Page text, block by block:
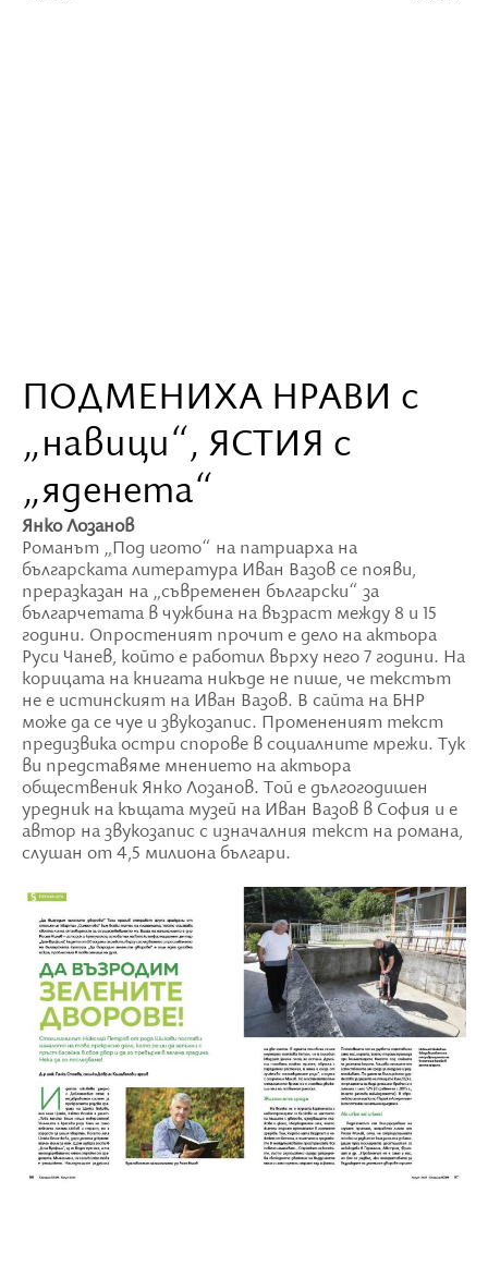
ПОДМЕНИХА НРАВИ с
„навици“, ЯСТИЯ с
„яденета“
Янко Лозанов
Романът „Под игото“ на патриарха на
българската литература Иван Вазов се появи,
преразказан на „съвременен български“ за
българчетата в чужбина на възраст между 8 и 15
години. Опростеният прочит е дело на актьора
Руси Чанев, който е работил върху него 7 години. На
корицата на книгата никъде не пише, че текстът
не е истинският на Иван Вазов. В сайта на БНР
може да се чуе и звукозапис. Промененият текст
предизвика остри спорове в социалните мрежи. Тук
ви представяме мнението на актьора
общественик Янко Лозанов. Той е дългогодишен
уредник на къщата музей на Иван Вазов в София и е
автор на звукозапис с изначалния текст на романа,
слушан от 4,5 милиона българи.